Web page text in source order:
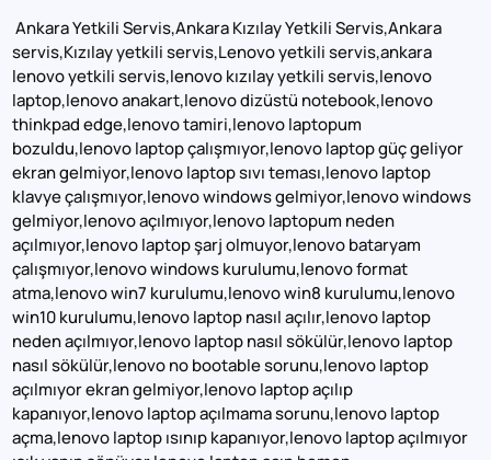
Ankara Yetkili Servis,Ankara Kızılay Yetkili Servis,Ankara
servis,Kızılay yetkili servis,Lenovo yetkili servis,ankara
lenovo yetkili servis,lenovo kızılay yetkili servis,lenovo
laptop,lenovo anakart,lenovo dizüstü notebook,lenovo
thinkpad edge,lenovo tamiri,lenovo laptopum
bozuldu,lenovo laptop çalışmıyor,lenovo laptop güç geliyor
ekran gelmiyor,lenovo laptop sıvı teması,lenovo laptop
klavye çalışmıyor,lenovo windows gelmiyor,lenovo windows
gelmiyor,lenovo açılmıyor,lenovo laptopum neden
açılmıyor,lenovo laptop şarj olmuyor,lenovo bataryam
çalışmıyor,lenovo windows kurulumu,lenovo format
atma,lenovo win7 kurulumu,lenovo win8 kurulumu,lenovo
win10 kurulumu,lenovo laptop nasıl açılır,lenovo laptop
neden açılmıyor,lenovo laptop nasıl sökülür,lenovo laptop
nasıl sökülür,lenovo no bootable sorunu,lenovo laptop
açılmıyor ekran gelmiyor,lenovo laptop açılıp
kapanıyor,lenovo laptop açılmama sorunu,lenovo laptop
açma,lenovo laptop ısınıp kapanıyor,lenovo laptop açılmıyor